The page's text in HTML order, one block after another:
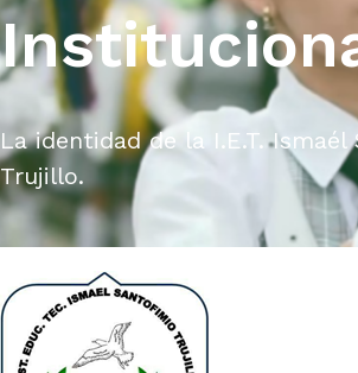
La identidad de la I.E.T.
Trujillo.